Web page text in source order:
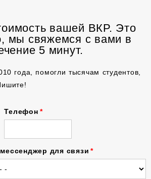
вашей ВКР. Это
мы свяжемся с вами в
5 минут.
года, помогли тысячам студентов,
Телефон
для связи